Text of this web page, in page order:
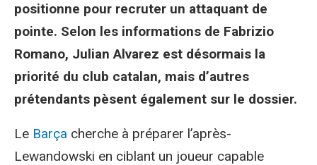
positionne pour recruter un attaquant de
pointe. Selon les informations de Fabrizio
Romano, Julian Alvarez est désormais la
priorité du club catalan, mais d’autres
prétendants pèsent également sur le dossier.
Le Barça cherche à préparer l’après-
Lewandowski en ciblant un joueur capable